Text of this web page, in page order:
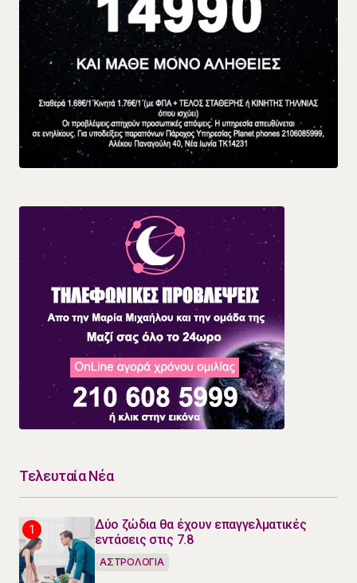
Τελευταία Νέα
Δύο ζώδια θα έχουν επαγγελματικές
εντάσεις στις 7.8
ΑΣΤΡΟΛΟΓΙΑ